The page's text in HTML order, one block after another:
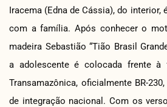
Iracema (Edna de Cássia), do interior,
com a família. Após conhecer o
madeira Sebastião “Tião Brasil
a adolescente é colocada frente à
Transamazônica, oficialmente BR-
de integração nacional. Com os